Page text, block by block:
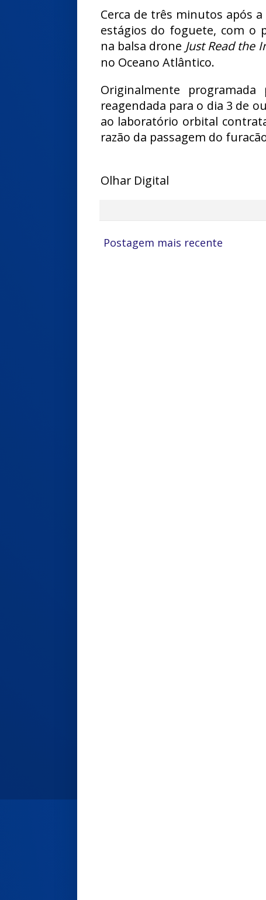
Cerca de três minutos após
estágios do foguete, com o
na balsa drone Just Read the
no Oceano Atlântico.
Originalmente
reagendada para o dia 3 de
ao laboratório orbital
razão da passagem do
Olhar Digital
Postagem mais recente